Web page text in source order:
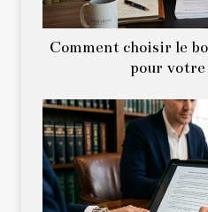
Comment choisir le
pour votre